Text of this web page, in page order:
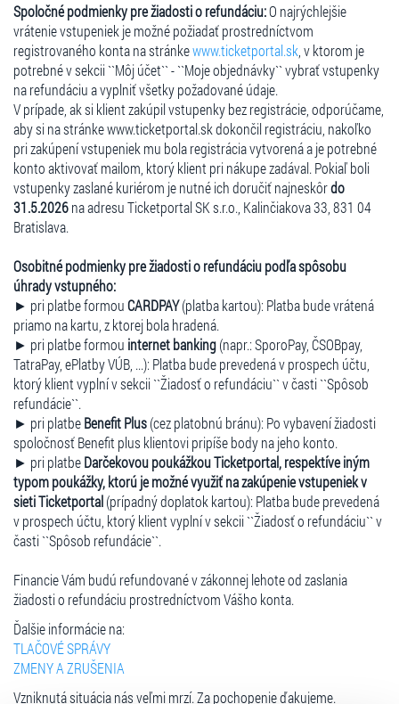
Spoločné podmienky pre žiadosti o refundáciu:O najrýchlejšie
vrátenie vstupeniek je možné požiadať prostredníctvom
registrovaného konta na stránkewww.ticketportal.sk , v ktorom je
potrebné v sekcii ``Môj účet`` - ``Moje objednávky`` vybrať vstupenky
na refundáciu a vyplniť všetky požadované údaje.
V prípade, ak si klient zakúpil vstupenky bez registrácie, odporúčame,
aby si na stránke www.ticketportal.sk dokončil registráciu, nakoľko
pri zakúpení vstupeniek mu bola registrácia vytvorená a je potrebné
konto aktivovať mailom, ktorý klient pri nákupe zadával. Pokiaľ boli
vstupenky zaslané kuriérom je nutné ich doručiť najneskôrdo
31.5.2026na adresu Ticketportal SK s.r.o., Kalinčiakova 33, 831 04
Bratislava.
Osobitné podmienky pre žiadosti o refundáciu podľa spôsobu
úhrady vstupného:
► pri platbe formouCARDPAY(platba kartou): Platba bude vrátená
priamo na kartu, z ktorej bola hradená.
► pri platbe formou internet banking(napr.: SporoPay, ČSOBpay,
TatraPay, ePlatby VÚB, ...): Platba bude prevedená v prospech účtu,
ktorý klient vyplní v sekcii ``Žiadosť o refundáciu`` v časti ``Spôsob
refundácie``.
► pri platbeBenefit Plus(cez platobnú bránu): Po vybavení žiadosti
spoločnosť Benefit plus klientovi pripíše body na jeho konto.
► pri platbeDarčekovou poukážkou Ticketportal, respektíve iným
typom poukážky, ktorú je možné využiť na zakúpenie vstupeniek v
sieti Ticketportal(prípadný doplatok kartou): Platba bude prevedená
v prospech účtu, ktorý klient vyplní v sekcii ``Žiadosť o refundáciu`` v
časti ``Spôsob refundácie``.
Financie Vám budú refundované v zákonnej lehote od zaslania
žiadosti o refundáciu prostredníctvom Vášho konta.
Ďalšie informácie na:
TLAČOVÉ SPRÁVY
ZMENY A ZRUŠENIA
Vzniknutá situácia nás veľmi mrzí. Za pochopenie ďakujeme.